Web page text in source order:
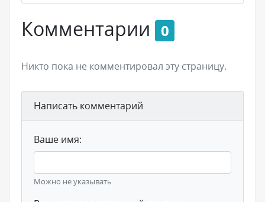
Комментарии 0
Никто пока не комментировал эту страницу.
Написать комментарий
Ваше имя:
Можно не указывать